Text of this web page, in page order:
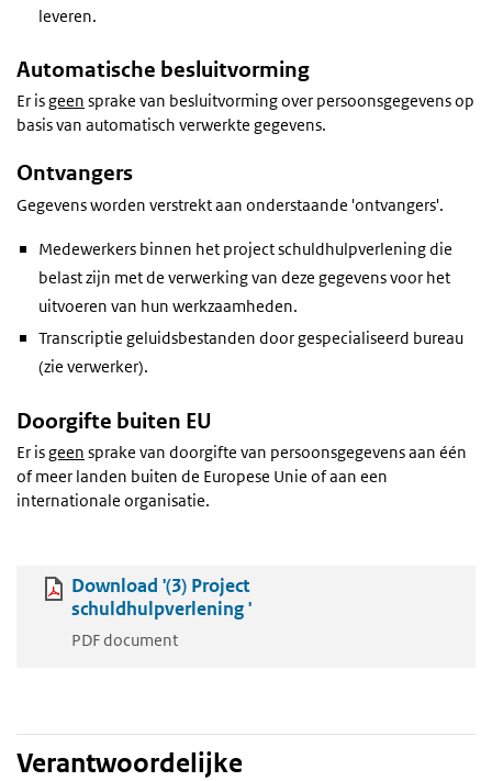
leveren.
Automatische besluitvorming
Er isgeen sprake van besluitvorming over persoonsgegevens op
basis van automatisch verwerkte gegevens.
Ontvangers
Gegevens worden verstrekt aan onderstaande 'ontvangers'.
Medewerkers binnen het project schuldhulpverlening die
belast zijn met de verwerking van deze gegevens voor het
uitvoeren van hun werkzaamheden.
Transcriptie geluidsbestanden door gespecialiseerd bureau
(zie verwerker).
Doorgifte buiten EU
Er isgeen sprake van doorgifte van persoonsgegevens aan één
of meer landen buiten de Europese Unie of aan een
internationale organisatie.
Download '(3) Project
schuldhulpverlening '
PDF document
Verantwoordelijke